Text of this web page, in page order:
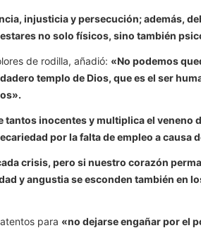
injusticia y persecución; además,
no solo físicos, sino también
de rodilla, añadió: «No podemos
templo de Dios, que es el ser
tantos inocentes y multiplica el veneno
por la falta de empleo a
crisis, pero si nuestro corazón
y angustia se esconden también en
para «no dejarse engañar por el